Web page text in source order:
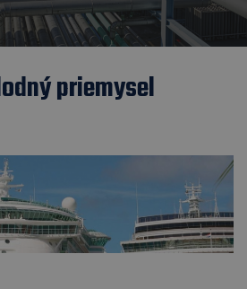
priemysel